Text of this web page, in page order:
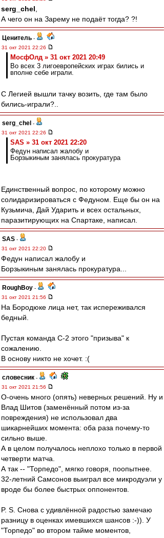
serg_chel
А чего он на Зарему не подаёт тогда? ?!
Ценитель -
31 окт 2021 22:26
МосфОлд » 31 окт 2021 20:49
Во всех 3 лигоевропейских играх бились и
вполне себе играли.
С Легией вышли тачку возить, где там было
бились-играли?..
serg_chel -
31 окт 2021 22:26
SAS » 31 окт 2021 22:20
Федун написал жалобу и
Борзыкиным занялась прокуратура
Единственный вопрос, по которому можно
солидаризироваться с Федуном. Еще бы он на
Кузьмича, Дай Ударить и всех остальных,
паразитирующих на Спартаке, написал.
SAS -
31 окт 2021 22:20
Федун написал жалобу и
Борзыкиным занялась прокуратура...
RoughBoy -
31 окт 2021 21:56
На Бородюке лица нет, так испереживался
бедный.
Пустая команда С-2 этого "призыва" к
сожалению.
В основу никто не хочет. :(
словесник -
31 окт 2021 21:56
О-очень много (опять) неверных решений. Ну и
Влад Шитов (заменённый потом из-за
повреждения) не использовал два
шикарнейших момента: оба раза почему-то
сильно выше.
А в целом получалось неплохо только в первой
четверти матча.
А так -- "Торпедо", мягко говоря, поопытнее.
32-летний Самсонов выиграл все микродуэли у
вроде бы более быстрых оппонентов.
P. S. Снова с удивлённой радостью замечаю
разницу в оценках имевшихся шансов :-)). У
"Торпедо" во втором тайме моментов,